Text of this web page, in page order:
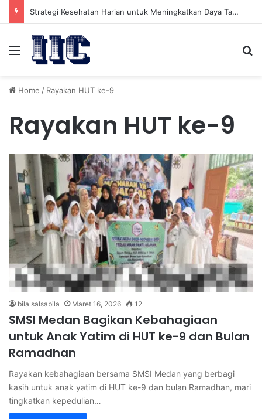
Strategi Kesehatan Harian untuk Meningkatkan Daya Tahan Tubuh dalam Beraktivitas
Menu
Home / Rayakan HUT ke-9
Rayakan HUT ke-9
bila salsabila Maret 16, 2026 12
SMSI Medan Bagikan Kebahagiaan
untuk Anak Yatim di HUT ke-9 dan Bulan
Ramadhan
Rayakan kebahagiaan bersama SMSI Medan yang berbagi
kasih untuk anak yatim di HUT ke-9 dan bulan Ramadhan, mari
tingkatkan kepedulian…